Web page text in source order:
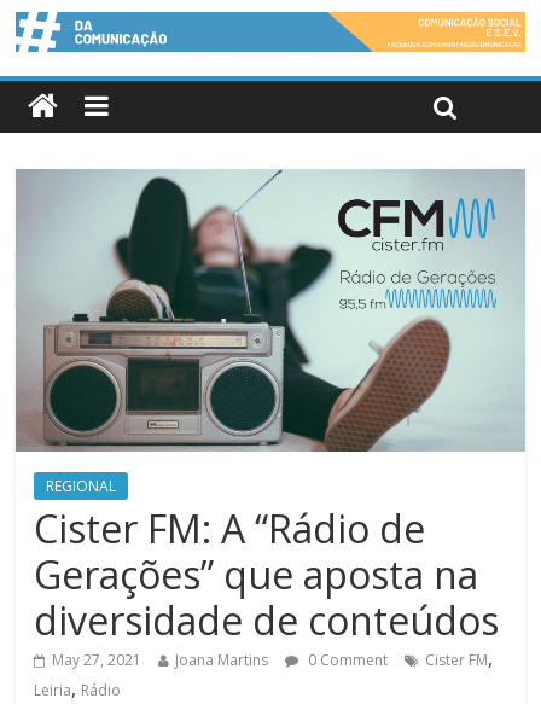
REGIONAL
Cister FM: A “Rádio de
Gerações” que aposta na
diversidade de conteúdos
May 27, 2021 Joana Martins 0 Comment Cister FM,
Leiria, Rádio